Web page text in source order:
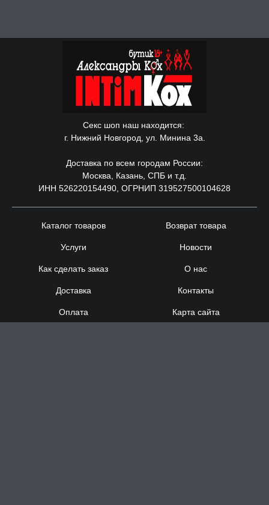
Секс шоп наш находится:
г. Нижний Новгород, ул. Минина 3а.
Доставка по всем городам России:
Москва, Казань, СПБ и т.д.
ИНН 526220154490, ОГРНИП 319527500104628
Каталог товаров
Услуги
Как сделать заказ
Доставка
Оплата
Возврат товара
Новости
О нас
Контакты
Карта сайта